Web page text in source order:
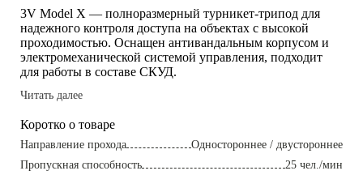
3V Model X — полноразмерный турникет-трипод для
надежного контроля доступа на объектах с высокой
проходимостью. Оснащен антивандальным корпусом и
электромеханической системой управления, подходит
для работы в составе СКУД.
Читать далее
Коротко о товаре
Направление прохода
Одностороннее / двустороннее
Пропускная способность
25 чел./мин